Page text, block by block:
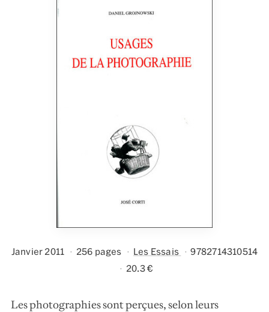
Janvier 2011 256 pages Les Essais
9782714310514
20.3 €
Les photographies sont perçues, selon leurs